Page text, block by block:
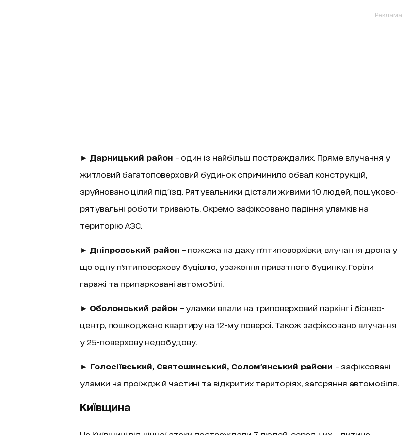
Реклама
► Дарницький район – один із найбільш постраждалих. Пряме влучання у
житловий багатоповерховий будинок спричинило обвал конструкцій,
зруйновано цілий під'їзд. Рятувальники дістали живими 10 людей, пошуково-
рятувальні роботи тривають. Окремо зафіксовано падіння уламків на
територію АЗС.
► Дніпровський район – пожежа на даху п'ятиповерхівки, влучання дрона у
ще одну п'ятиповерхову будівлю, ураження приватного будинку. Горіли
гаражі та припарковані автомобілі.
► Оболонський район – уламки впали на триповерховий паркінг і бізнес-
центр, пошкоджено квартиру на 12-му поверсі. Також зафіксовано влучання
у 25-поверхову недобудову.
► Голосіївський, Святошинський, Солом'янський райони – зафіксовані
уламки на проїжджій частині та відкритих територіях, загоряння автомобіля.
Київщина